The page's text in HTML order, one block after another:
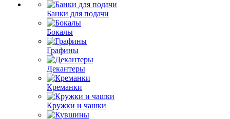
Банки для подачи
Бокалы
Графины
Декантеры
Креманки
Кружки и чашки